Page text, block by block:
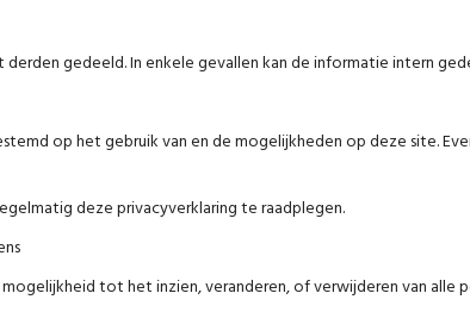
gedeeld. In enkele gevallen kan de informatie intern
op het gebruik van en de mogelijkheden op deze site.
deze privacyverklaring te raadplegen.
tot het inzien, veranderen, of verwijderen van alle